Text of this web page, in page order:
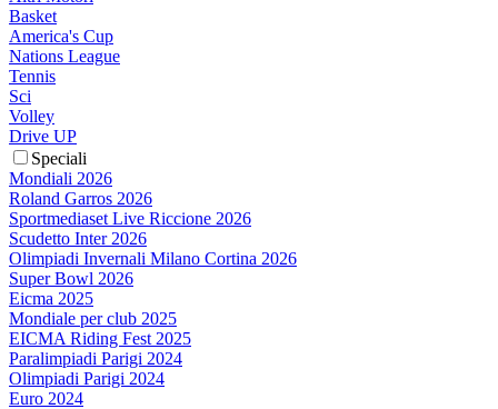
Basket
America's Cup
Nations League
Tennis
Sci
Volley
Drive UP
Speciali
Mondiali 2026
Roland Garros 2026
Sportmediaset Live Riccione 2026
Scudetto Inter 2026
Olimpiadi Invernali Milano Cortina 2026
Super Bowl 2026
Eicma 2025
Mondiale per club 2025
EICMA Riding Fest 2025
Paralimpiadi Parigi 2024
Olimpiadi Parigi 2024
Euro 2024